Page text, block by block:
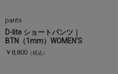
pants
D-lite ショートパンツ｜
BTN（1mm）WOMEN’S
￥8,800 （税込）